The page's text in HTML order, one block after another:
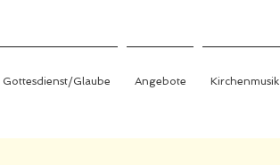
Gottesdienst/Glaube Angebote Kirchenmusik